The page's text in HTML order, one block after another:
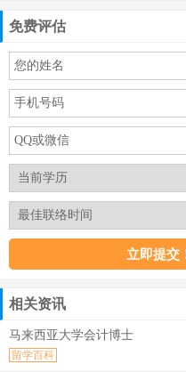
免费评估
相关资讯
马来西亚大学会计博士
留学百科